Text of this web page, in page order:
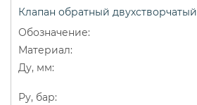
Клапан обратный двухстворчатый